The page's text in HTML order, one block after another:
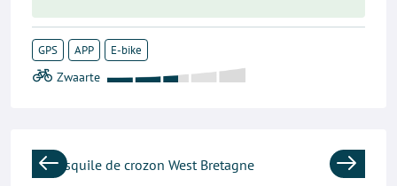
GPS APP E-bike
Previous Next